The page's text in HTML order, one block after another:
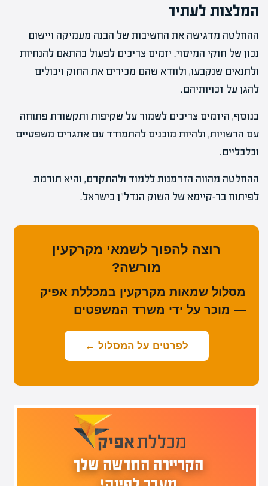
המלצות לעתיד
ההחלטה מדגישה את החשיבות של הבנה מעמיקה ויישום
נכון של חוקי המיסוי. יזמים צריכים לפעול בהתאם להנחיות
ולתנאים שנקבעו, ולוודא שהם מכירים את החוק ויכולים
להגן על זכויותיהם.
בנוסף, היזמים צריכים לשמור על שקיפות ותקשורת פתוחה
עם הרשויות, ולהיות מוכנים להתמודד עם אתגרים משפטיים
וכלכליים.
ההחלטה מהווה הזדמנות ללמוד ולהתקדם, והיא תורמת
לפיתוח בר-קיימא של השוק הנדל"ן בישראל.
רוצה להפוך לשמאי מקרקעין
מורשה?
מסלול שמאות מקרקעין במכללת אפיק
— מוכר על ידי משרד המשפטים
לפרטים על המסלול ←
הקריירה החדשה שלך